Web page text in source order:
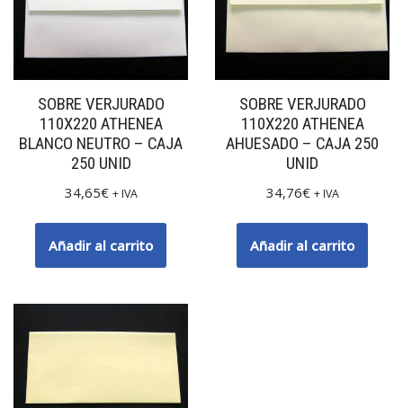
SOBRE VERJURADO
110X220 ATHENEA
BLANCO NEUTRO – CAJA
250 UNID
34,65€ + IVA
Añadir al carrito
SOBRE VERJURADO
110X220 ATHENEA
AHUESADO – CAJA 250
UNID
34,76€ + IVA
Añadir al carrito